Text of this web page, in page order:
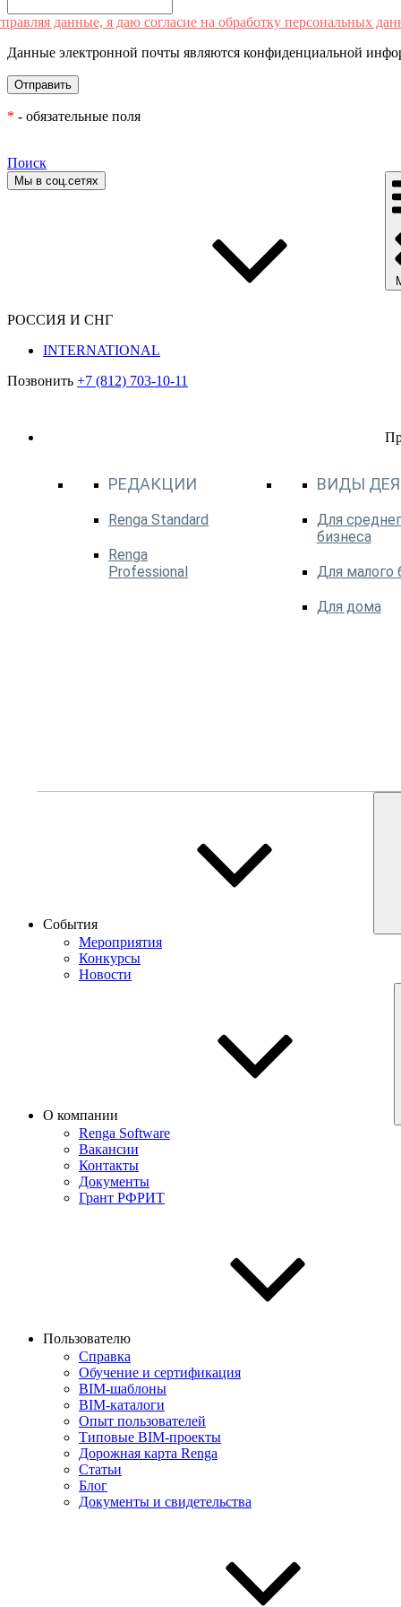
данные, я даю согласие на обработку персональных
Данные электронной почты являются конфиденциальной
* - обязательные поля
Поиск
Мы в соц.сетях
РОССИЯ И СНГ
INTERNATIONAL
Позвонить +7 (812) 703-10-11
РЕДАКЦИИ
Renga Standard
Renga
Professional
ВИДЫ
Для
бизнеса
Для малого
Для дома
События
Мероприятия
Конкурсы
Новости
О компании
Renga Software
Вакансии
Контакты
Документы
Грант РФРИТ
Пользователю
Справка
Обучение и сертификация
BIM-шаблоны
BIM-каталоги
Опыт пользователей
Типовые BIM-проекты
Дорожная карта Renga
Статьи
Блог
Документы и свидетельства